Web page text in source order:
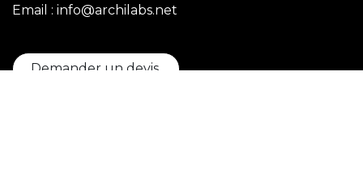
Email : info@archilabs.net
Demander un devis